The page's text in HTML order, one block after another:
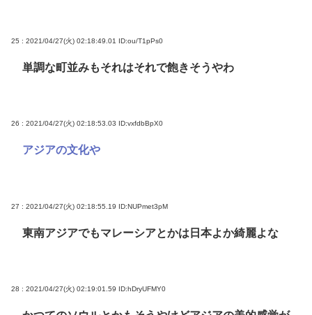
25 : 2021/04/27(火) 02:18:49.01 ID:ou/T1pPs0
単調な町並みもそれはそれで飽きそうやわ
26 : 2021/04/27(火) 02:18:53.03 ID:vxfdbBpX0
アジアの文化や
27 : 2021/04/27(火) 02:18:55.19 ID:NUPmet3pM
東南アジアでもマレーシアとかは日本よか綺麗よな
28 : 2021/04/27(火) 02:19:01.59 ID:hDryUFMY0